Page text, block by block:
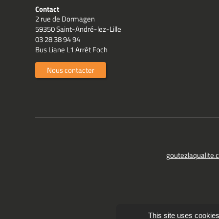
Contact
2 rue de Dormagen
59350 Saint-André-lez-Lille
03 28 38 94 94
Bus Liane L1 Arrêt Foch
Nous contacter
This site uses